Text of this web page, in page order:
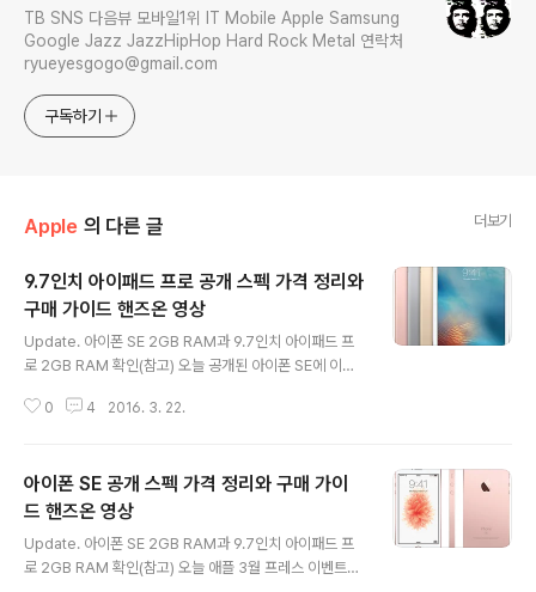
TB SNS 다음뷰 모바일1위 IT Mobile Apple Samsung
Google Jazz JazzHipHop Hard Rock Metal 연락처
ryueyesgogo@gmail.com
구독하기
Apple 의 다른 글 더보기
9.7인치 아이패드 프로 공개 스펙 가격 정리와
구매 가이드 핸즈온 영상
Update. 아이폰 SE 2GB RAM과 9.7인치 아이패드 프
로 2GB RAM 확인(참고) 오늘 공개된 아이폰 SE에 이어
은 '9.7인치 아이패드 프로(iPad Pro 9.7-inch)' 입니다.
께서는 이미 잘 알고 계시겠습니다만, 어쨌거나 잡소리 늘
어 놓기 전에 '관례 상' 스펙, 가격 부터 한 눈에 정리해보도
록 하겠습니다. 안드로이드 베스트 테블렛들과 아이패드
프로 9.7인치 스펙 비교 CategoryHTC Nexus 9Goo
gle Pixel CGalaxy Tab S2 9.7iPad Pro 9.7-inchO
0 4 2016. 3. 22.
아이폰 SE 공개 스펙 가격 정리와 구매 가이
드 핸즈온 영상
Update. 아이폰 SE 2GB RAM과 9.7인치 아이패드 프
로 2GB RAM 확인(참고) 오늘 애플 3월 프레스 이벤트를